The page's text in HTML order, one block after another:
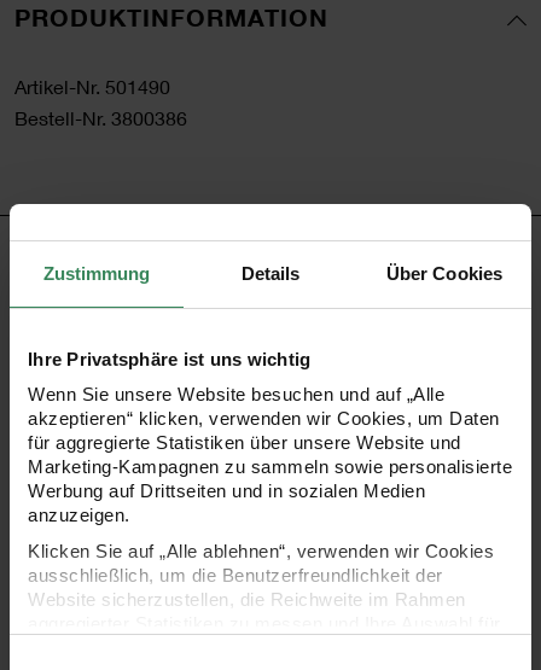
Zustimmung Details Über Cookies
Ihre Privatsphäre ist uns wichtig
Wenn Sie unsere Website besuchen und auf „Alle
akzeptieren“ klicken, verwenden wir Cookies, um Daten
für aggregierte Statistiken über unsere Website und
Marketing-Kampagnen zu sammeln sowie personalisierte
Werbung auf Drittseiten und in sozialen Medien
anzuzeigen.
Klicken Sie auf „Alle ablehnen“, verwenden wir Cookies
ausschließlich, um die Benutzerfreundlichkeit der
Website sicherzustellen, die Reichweite im Rahmen
PRODUKTINFORMATION
Artikel-Nr. 501490
Bestell-Nr. 3800386
Element zur Verzierung von Kerzen. Es wird mittels
Handwärme angebracht und direkt auf der
Kerzenoberfläche fixiert. Das Dekor ermöglicht eine
saubere und gezielte Gestaltung ohne zusätzliches
Werkzeug.
- Motiv: Schleife